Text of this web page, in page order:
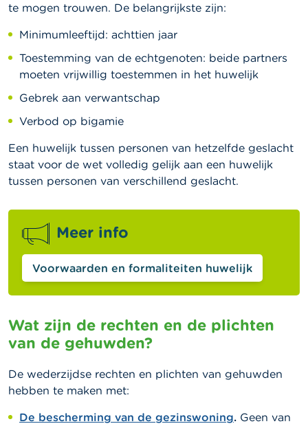
te mogen trouwen. De belangrijkste zijn:
Minimumleeftijd: achttien jaar
Toestemming van de echtgenoten: beide partners
moeten vrijwillig toestemmen in het huwelijk
Gebrek aan verwantschap
Verbod op bigamie
Een huwelijk tussen personen van hetzelfde geslacht
staat voor de wet volledig gelijk aan een huwelijk
tussen personen van verschillend geslacht.
Meer info
Voorwaarden en formaliteiten huwelijk
Wat zijn de rechten en de plichten
van de gehuwden?
De wederzijdse rechten en plichten van gehuwden
hebben te maken met:
De bescherming van de gezinswoning. Geen van